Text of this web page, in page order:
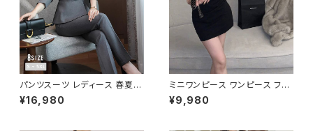
パンツスーツ レディース 春夏
秋冬 春 夏 秋 冬 黒 紺 スーツ
上下セット 2点セット ジャケット
¥16,980
ミニワンピース ワンピース フェ
ザーデザイン タイトワンピース
チューブトップ レディース 春夏
¥9,980